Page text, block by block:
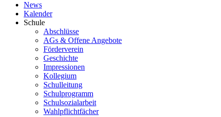
News
Kalender
Schule
Abschlüsse
AGs & Offene Angebote
Förderverein
Geschichte
Impressionen
Kollegium
Schulleitung
Schulprogramm
Schulsozialarbeit
Wahlpflichtfächer